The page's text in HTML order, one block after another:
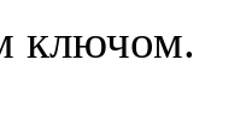
ключом.